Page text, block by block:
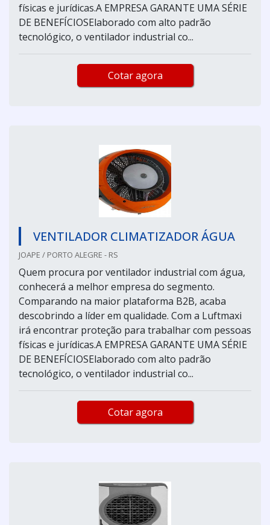
físicas e jurídicas.A EMPRESA GARANTE UMA SÉRIE
DE BENEFÍCIOSElaborado com alto padrão
tecnológico, o ventilador industrial co...
Cotar agora
VENTILADOR CLIMATIZADOR ÁGUA
JOAPE / PORTO ALEGRE - RS
Quem procura por ventilador industrial com água,
conhecerá a melhor empresa do segmento.
Comparando na maior plataforma B2B, acaba
descobrindo a líder em qualidade. Com a Luftmaxi
irá encontrar proteção para trabalhar com pessoas
físicas e jurídicas.A EMPRESA GARANTE UMA SÉRIE
DE BENEFÍCIOSElaborado com alto padrão
tecnológico, o ventilador industrial co...
Cotar agora